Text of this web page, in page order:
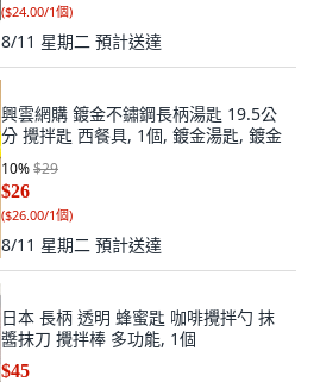
($24.00/1個)
8/11 星期二 預計送達
興雲網購 鍍金不鏽鋼長柄湯匙 19.5公
分 攪拌匙 西餐具, 1個, 鍍金湯匙, 鍍金
10%$29
$26
($26.00/1個)
8/11 星期二 預計送達
日本 長柄 透明 蜂蜜匙 咖啡攪拌勺 抹
醬抹刀 攪拌棒 多功能, 1個
$45